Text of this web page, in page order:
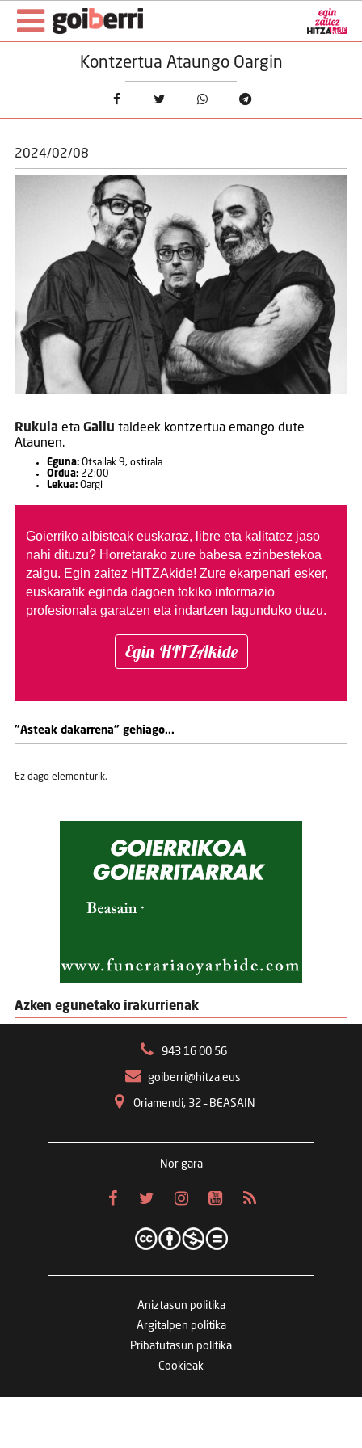
Kontzertua Ataungo Oargin
2024/02/08
Rukula eta Gailu taldeek kontzertua emango dute
Ataunen.
Eguna:Otsailak 9, ostirala
Ordua:22:00
Lekua:Oargi
Goierriko albisteak euskaraz, libre eta kalitatez jaso
nahi dituzu? Horretarako zure babesa ezinbestekoa
zaigu. Egin zaitez HITZAkide! Zure ekarpenari esker,
euskaratik eginda dagoen tokiko informazio
profesionala garatzen eta indartzen lagunduko duzu.
Egin HITZAkide
"Asteak dakarrena" gehiago...
Ez dago elementurik.
Azken egunetako irakurrienak
943 16 00 56
goiberri@hitza.eus
Oriamendi, 32 – BEASAIN
Nor gara
Aniztasun politika
Argitalpen politika
Pribatutasun politika
Cookieak